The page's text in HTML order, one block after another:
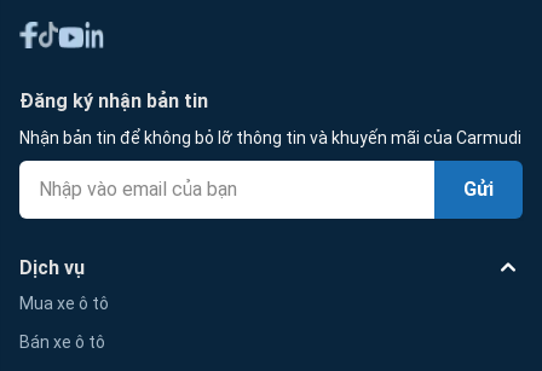
Đăng ký nhận bản tin
Nhận bản tin để không bỏ lỡ thông tin và khuyến mãi của Carmudi
Gửi
Dịch vụ
Mua xe ô tô
Bán xe ô tô